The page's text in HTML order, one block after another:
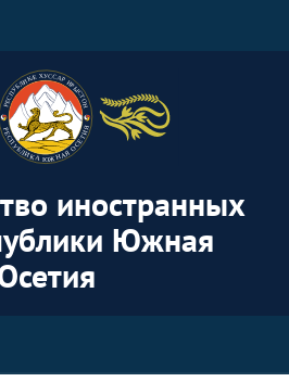
иностранных
Южная